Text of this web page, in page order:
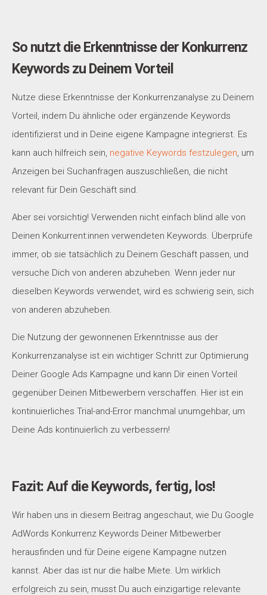
So nutzt die Erkenntnisse der Konkurrenz
Keywords zu Deinem Vorteil
Nutze diese Erkenntnisse der Konkurrenzanalyse zu Deinem
Vorteil, indem Du ähnliche oder ergänzende Keywords
identifizierst und in Deine eigene Kampagne integrierst. Es
kann auch hilfreich sein, negative Keywords festzulegen, um
Anzeigen bei Suchanfragen auszuschließen, die nicht
relevant für Dein Geschäft sind.
Aber sei vorsichtig! Verwenden nicht einfach blind alle von
Deinen Konkurrent:innen verwendeten Keywords. Überprüfe
immer, ob sie tatsächlich zu Deinem Geschäft passen, und
versuche Dich von anderen abzuheben. Wenn jeder nur
dieselben Keywords verwendet, wird es schwierig sein, sich
von anderen abzuheben.
Die Nutzung der gewonnenen Erkenntnisse aus der
Konkurrenzanalyse ist ein wichtiger Schritt zur Optimierung
Deiner Google Ads Kampagne und kann Dir einen Vorteil
gegenüber Deinen Mitbewerbern verschaffen. Hier ist ein
kontinuierliches Trial-and-Error manchmal unumgehbar, um
Deine Ads kontinuierlich zu verbessern!
Fazit: Auf die Keywords, fertig, los!
Wir haben uns in diesem Beitrag angeschaut, wie Du Google
AdWords Konkurrenz Keywords Deiner Mitbewerber
herausfinden und für Deine eigene Kampagne nutzen
kannst. Aber das ist nur die halbe Miete. Um wirklich
erfolgreich zu sein, musst Du auch einzigartige relevante